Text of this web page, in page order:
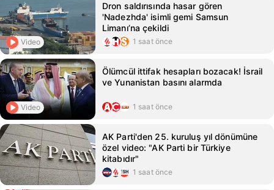
Video
Dron saldırısında hasar gören
'Nadezhda' isimli gemi Samsun
Limanı’na çekildi
1 saat önce
Video
Ölümcül ittifak hesapları bozacak! İsrail
ve Yunanistan basını alarmda
1 saat önce
AK Parti'den 25. kuruluş yıl dönümüne
özel video: "AK Parti bir Türkiye
kitabıdır"
1 saat önce